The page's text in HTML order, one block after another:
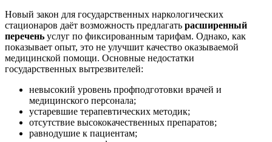
Новый закон для государственных наркологических
стационаров даёт возможность предлагать расширенный
перечень услуг по фиксированным тарифам. Однако, как
показывает опыт, это не улучшит качество оказываемой
медицинской помощи. Основные недостатки
государственных вытрезвителей:
невысокий уровень профподготовки врачей и
медицинского персонала;
устаревшие терапевтических методик;
отсутствие высококачественных препаратов;
равнодушие к пациентам;